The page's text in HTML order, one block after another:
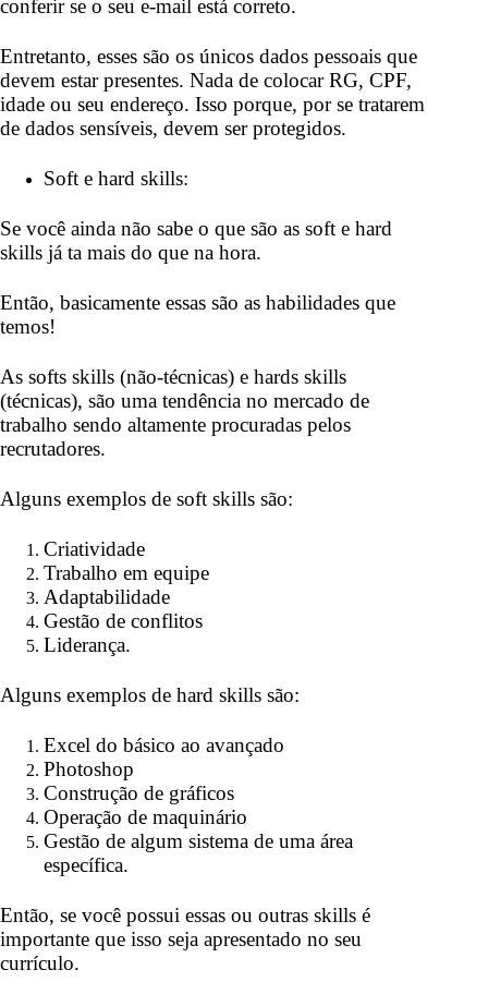
conferir se o seu e-mail está correto.
Entretanto, esses são os únicos dados pessoais que
devem estar presentes. Nada de colocar RG, CPF,
idade ou seu endereço. Isso porque, por se tratarem
de dados sensíveis, devem ser protegidos.
Soft e hard skills:
Se você ainda não sabe o que são as soft e hard
skills já ta mais do que na hora.
Então, basicamente essas são as habilidades que
temos!
As softs skills (não-técnicas) e hards skills
(técnicas), são uma tendência no mercado de
trabalho sendo altamente procuradas pelos
recrutadores.
Alguns exemplos de soft skills são:
Criatividade
Trabalho em equipe
Adaptabilidade
Gestão de conflitos
Liderança.
Alguns exemplos de hard skills são:
Excel do básico ao avançado
Photoshop
Construção de gráficos
Operação de maquinário
Gestão de algum sistema de uma área
específica.
Então, se você possui essas ou outras skills é
importante que isso seja apresentado no seu
currículo.